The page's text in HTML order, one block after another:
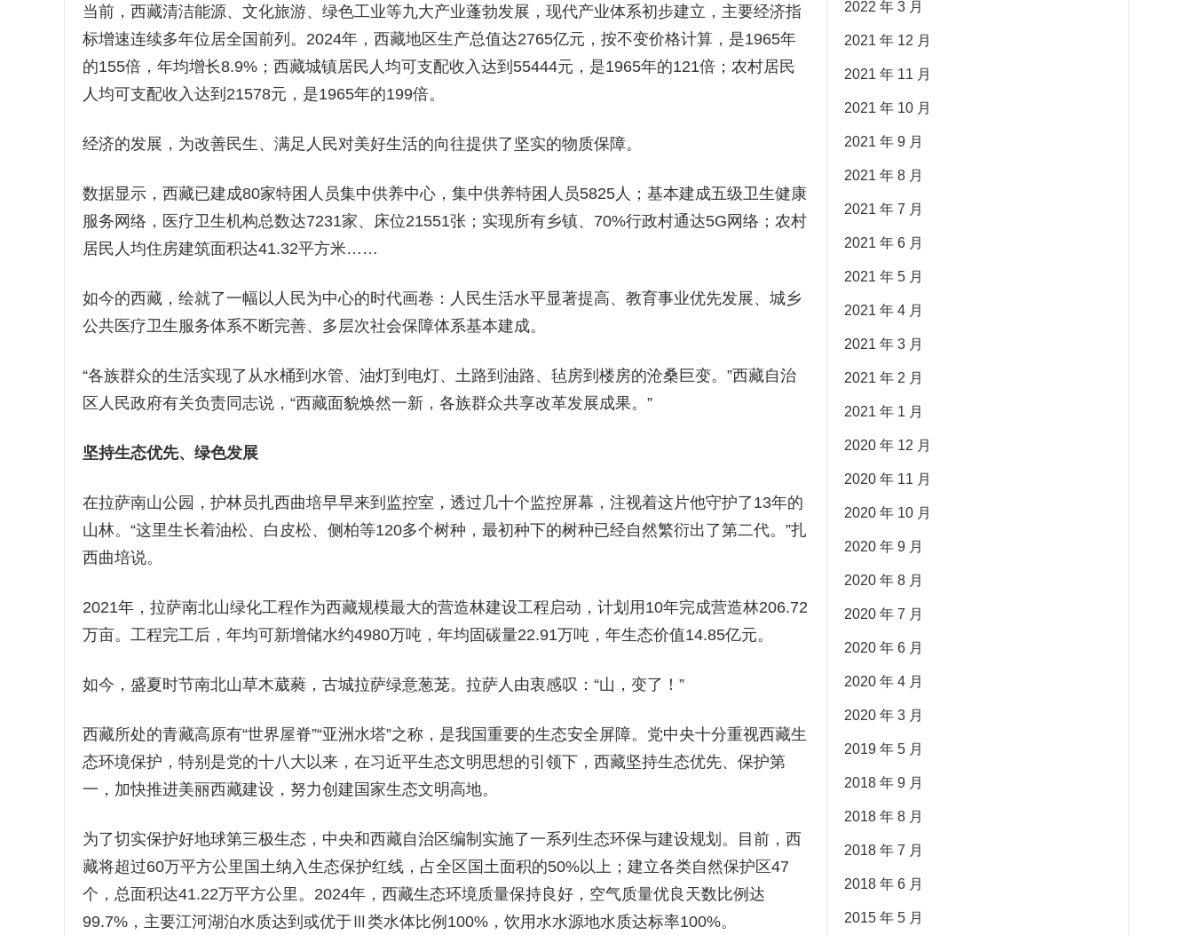
当前，西藏清洁能源、文化旅游、绿色工业等九大产业蓬勃发展，现代产业体系初步建立，主要经济指
标增速连续多年位居全国前列。2024年，西藏地区生产总值达2765亿元，按不变价格计算，是1965年
的155倍，年均增长8.9%；西藏城镇居民人均可支配收入达到55444元，是1965年的121倍；农村居民
人均可支配收入达到21578元，是1965年的199倍。
经济的发展，为改善民生、满足人民对美好生活的向往提供了坚实的物质保障。
数据显示，西藏已建成80家特困人员集中供养中心，集中供养特困人员5825人；基本建成五级卫生健康
服务网络，医疗卫生机构总数达7231家、床位21551张；实现所有乡镇、70%行政村通达5G网络；农村
居民人均住房建筑面积达41.32平方米……
如今的西藏，绘就了一幅以人民为中心的时代画卷：人民生活水平显著提高、教育事业优先发展、城乡
公共医疗卫生服务体系不断完善、多层次社会保障体系基本建成。
“各族群众的生活实现了从水桶到水管、油灯到电灯、土路到油路、毡房到楼房的沧桑巨变。”西藏自治
区人民政府有关负责同志说，“西藏面貌焕然一新，各族群众共享改革发展成果。”
坚持生态优先、绿色发展
在拉萨南山公园，护林员扎西曲培早早来到监控室，透过几十个监控屏幕，注视着这片他守护了13年的
山林。“这里生长着油松、白皮松、侧柏等120多个树种，最初种下的树种已经自然繁衍出了第二代。”扎
西曲培说。
2021年，拉萨南北山绿化工程作为西藏规模最大的营造林建设工程启动，计划用10年完成营造林206.72
万亩。工程完工后，年均可新增储水约4980万吨，年均固碳量22.91万吨，年生态价值14.85亿元。
如今，盛夏时节南北山草木葳蕤，古城拉萨绿意葱茏。拉萨人由衷感叹：“山，变了！”
西藏所处的青藏高原有“世界屋脊”“亚洲水塔”之称，是我国重要的生态安全屏障。党中央十分重视西藏生
态环境保护，特别是党的十八大以来，在习近平生态文明思想的引领下，西藏坚持生态优先、保护第
一，加快推进美丽西藏建设，努力创建国家生态文明高地。
为了切实保护好地球第三极生态，中央和西藏自治区编制实施了一系列生态环保与建设规划。目前，西
藏将超过60万平方公里国土纳入生态保护红线，占全区国土面积的50%以上；建立各类自然保护区47
个，总面积达41.22万平方公里。2024年，西藏生态环境质量保持良好，空气质量优良天数比例达
99.7%，主要江河湖泊水质达到或优于Ⅲ类水体比例100%，饮用水水源地水质达标率100%。
2022 年 3 月
2021 年 12 月
2021 年 11 月
2021 年 10 月
2021 年 9 月
2021 年 8 月
2021 年 7 月
2021 年 6 月
2021 年 5 月
2021 年 4 月
2021 年 3 月
2021 年 2 月
2021 年 1 月
2020 年 12 月
2020 年 11 月
2020 年 10 月
2020 年 9 月
2020 年 8 月
2020 年 7 月
2020 年 6 月
2020 年 4 月
2020 年 3 月
2019 年 5 月
2018 年 9 月
2018 年 8 月
2018 年 7 月
2018 年 6 月
2015 年 5 月